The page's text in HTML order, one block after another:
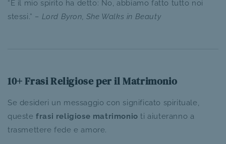
“E il mio spirito ha detto: No, abbiamo fatto tutto noi
stessi.” – Lord Byron, She Walks in Beauty
10+ Frasi Religiose per il Matrimonio
Se desideri un messaggio con significato spirituale,
questefrasi religiose matrimonio ti aiuteranno a
trasmettere fede e amore.